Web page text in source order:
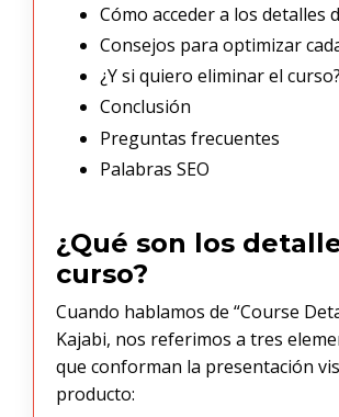
Cómo acceder a los detalles
Consejos para optimizar
¿Y si quiero eliminar el curso?
Conclusión
Preguntas frecuentes
Palabras SEO
¿Qué son los
curso?
Cuando hablamos de “Course
Kajabi, nos referimos a tres
que conforman la presentación
producto: